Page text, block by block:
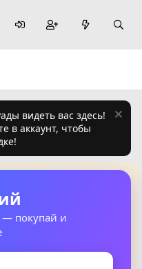
видеть вас здесь!
в аккаунт, чтобы
покупай и